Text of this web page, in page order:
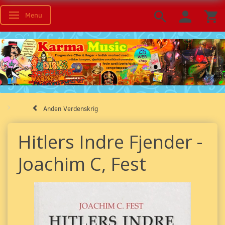
Skifte navigation
Menu
Anden Verdenskrig
Hitlers Indre Fjender -
Joachim C, Fest